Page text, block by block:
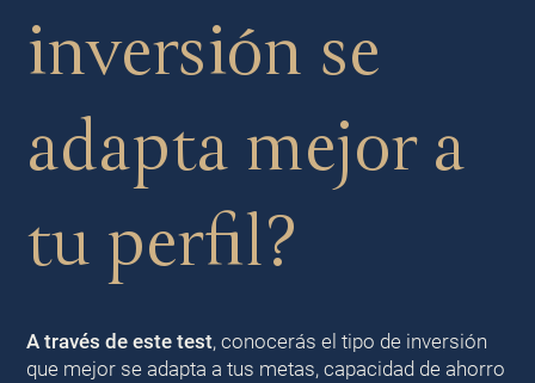
inversión se
adapta mejor a
tu perfil?
A través de este test, conocerás el tipo de inversión
que mejor se adapta a tus metas, capacidad de ahorro